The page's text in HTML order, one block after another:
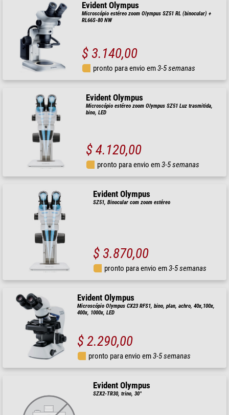
Evident Olympus
Microscópio estéreo zoom Olympus SZ51 RL (binocular) +
RL66S-80 NW
$ 3.140,00
pronto para envio em3-5 semanas
Evident Olympus
Microscópio estéreo zoom Olympus SZ51 Luz trasmitida,
bino, LED
$ 4.120,00
pronto para envio em3-5 semanas
Evident Olympus
SZ51, Binocular com zoom estéreo
$ 3.870,00
pronto para envio em3-5 semanas
Evident Olympus
Microscópio Olympus CX23 RFS1, bino, plan, achro, 40x,100x,
400x, 1000x, LED
$ 2.290,00
pronto para envio em3-5 semanas
Evident Olympus
SZX2-TR30, trino, 30°